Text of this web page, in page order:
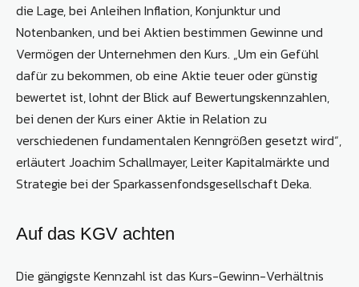
die Lage, bei Anleihen Inflation, Konjunktur und
Notenbanken, und bei Aktien bestimmen Gewinne und
Vermögen der Unternehmen den Kurs. „Um ein Gefühl
dafür zu bekommen, ob eine Aktie teuer oder günstig
bewertet ist, lohnt der Blick auf Bewertungskennzahlen,
bei denen der Kurs einer Aktie in Relation zu
verschiedenen fundamentalen Kenngrößen gesetzt wird“,
erläutert Joachim Schallmayer, Leiter Kapitalmärkte und
Strategie bei der Sparkassenfondsgesellschaft Deka.
Auf das KGV achten
Die gängigste Kennzahl ist das Kurs-Gewinn-Verhältnis